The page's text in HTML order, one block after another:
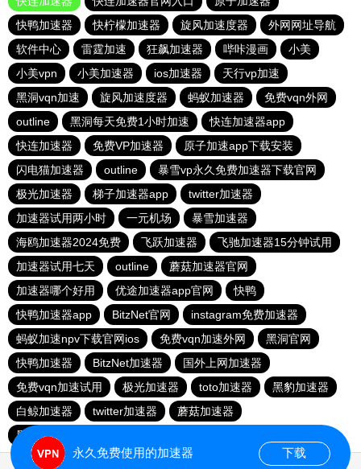
快鸭加速器
快柠檬加速器 旋风加速度器
外网网址导航
软件中心
雷霆加速 狂飙加速器 哔咔漫画
小美
小美vpn
小美加速器 ios加速器
天行vp加速
黑洞vqn加速
旋风加速度器 蚂蚁加速器
免费vqn外网
outline
黑洞每天免费1小时加速
快连加速器app
快连加速器
免费VP加速器
原子加速app下载安装
闪电猫加速器
outline
暴雪vp永久免费加速器下载官网
极光加速器
梯子加速器app
twitter加速器
加速器试用两小时
一元机场
暴雪加速器
海鸥加速器2024免费
飞跃加速器
飞驰加速器15分钟试用
加速器试用七天
outline
蘑菇加速器官网
加速器哪个好用
优途加速器app官网
快鸭
快鸭加速器app
BitzNet官网
instagram免费加速器
蚂蚁加速npv下载官网ios
免费vqn加速外网
黑洞官网
快鸭加速器
BitzNet加速器
国外上网加速器
免费vqn加速试用
极光加速器 toto加速器
黑豹加速器
白鲸加速器
twitter加速器
蘑菇加速器
黑洞海外npv加速梯子
永久免费使用的加速器 下载